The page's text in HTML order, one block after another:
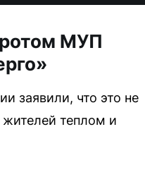
МУП
заявили, что это не
жителей теплом и